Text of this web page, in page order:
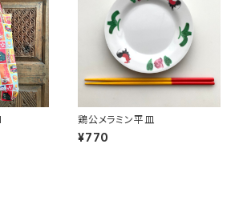
鶏公メラミン平皿
¥770